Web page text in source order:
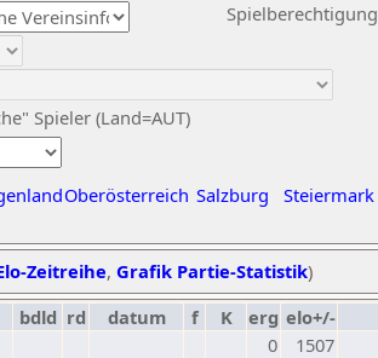
Spieler (Land=AUT)
Spielberechtigung
Oberösterreich Salzburg Steiermark
Zeitreihe, Grafik Partie-Statistik)
bdld rd datum f K erg elo+/-
0
1507